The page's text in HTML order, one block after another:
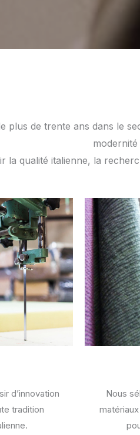
plus de trente ans dans le
modernité
la qualité italienne, la
d’innovation
tradition
Nous